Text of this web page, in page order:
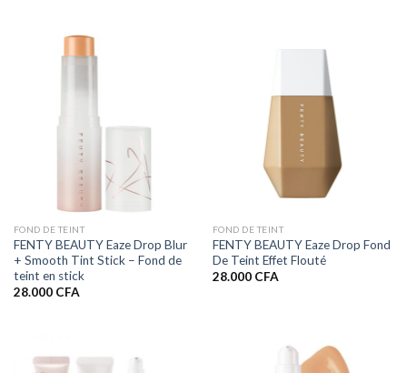
FOND DE TEINT
FENTY BEAUTY Eaze Drop Blur
+ Smooth Tint Stick – Fond de
teint en stick
28.000 CFA
FOND DE TEINT
FENTY BEAUTY Eaze Drop Fond
De Teint Effet Flouté
28.000 CFA